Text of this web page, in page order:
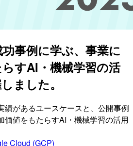
事例に学ぶ、事業に
すAI・機械学習の活
ました。
績があるユースケースと、公開事例
価値をもたらすAI・機械学習の活用
Cloud (GCP)